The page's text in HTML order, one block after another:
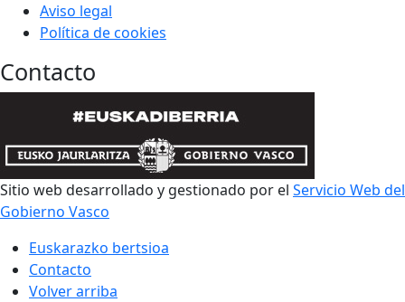
Aviso legal
Política de cookies
Contacto
Sitio web desarrollado y gestionado por el Servicio Web del
Gobierno Vasco
Euskarazko bertsioa
Contacto
Volver arriba